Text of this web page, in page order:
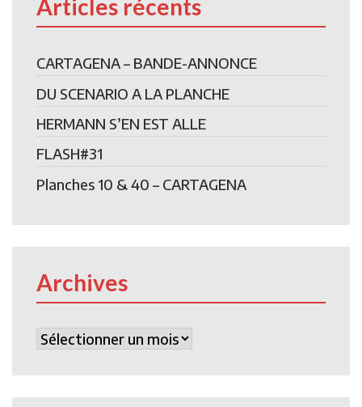
Articles récents
CARTAGENA – BANDE-ANNONCE
DU SCENARIO A LA PLANCHE
HERMANN S’EN EST ALLE
FLASH#31
Planches 10 & 40 – CARTAGENA
Archives
Archives